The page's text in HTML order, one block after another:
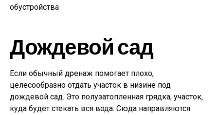
Дождевой сад
Если обычный дренаж помогает плохо,
целесообразно отдать участок в низине под
дождевой сад. Это полузатопленная грядка, участок,
куда будет стекать вся вода. Сюда направляются